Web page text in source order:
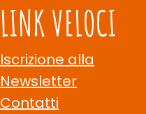
LINK VELOCI
Iscrizione alla
Newsletter
Contatti